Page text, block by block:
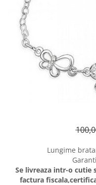
Cadouri barbati
Seturi cadou barbati
Seturi cadou barbati portofel si
Ceasuri pentru EL
Cadouri craciun barbati
Cadouri personalizate barbati
Cadouri copii 1 an
Colectia Disney
Etichete scolare
Sepci personalizate
Bannere personalizate scoli si
Caserole personalizate
Saculeti personalizati
Lungime
Se livreaza intr-o cutie
factura